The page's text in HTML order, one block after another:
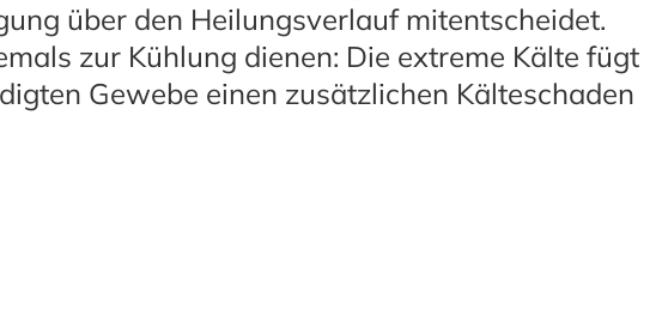
über den Heilungsverlauf mitentscheidet.
zur Kühlung dienen: Die extreme Kälte fügt
Gewebe einen zusätzlichen Kälteschaden